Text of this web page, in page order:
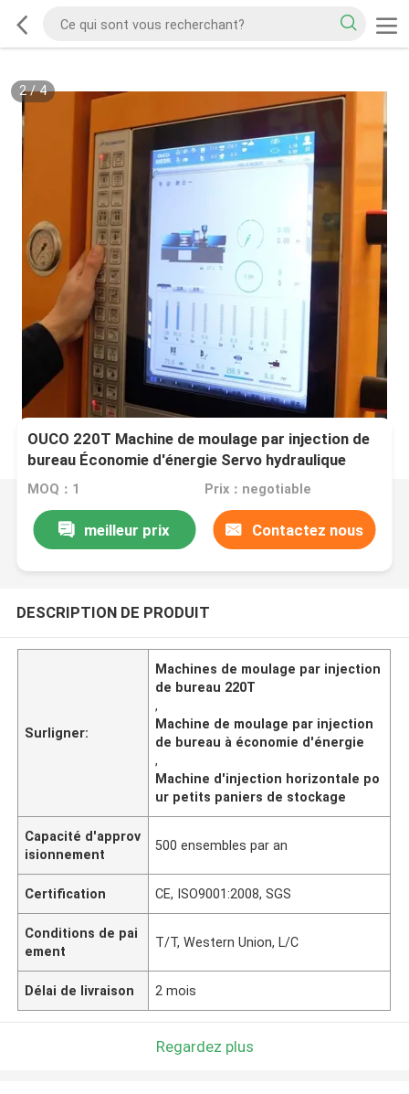
2/4
OUCO 220T Machine de moulage par injection de
bureau Économie d'énergie Servo hydraulique
pour petit panier en plastique
MOQ：1 Prix：negotiable
meilleur prix Contactez nous
DESCRIPTION DE PRODUIT
Surligner:
Machines de moulage par injection
de bureau 220T
,
Machine de moulage par injection
de bureau à économie d'énergie
,
Machine d'injection horizontale po
ur petits paniers de stockage
Capacité d'approv
isionnement
500 ensembles par an
Certification CE, ISO9001:2008, SGS
Conditions de pai
ement
T/T, Western Union, L/C
Délai de livraison 2 mois
Regardez plus